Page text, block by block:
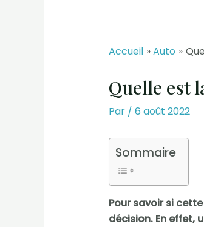
Accueil Auto
Quelle est
Par / 6 août 2022
Sommaire
Pour savoir si
décision. En effet,